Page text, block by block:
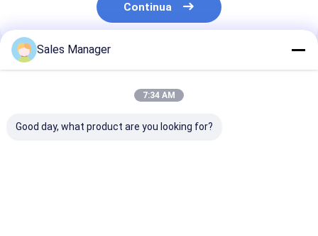
Continua
Prodotti Raccomandati
Sales Manager
7:34 AM
Good day, what product are you looking for?